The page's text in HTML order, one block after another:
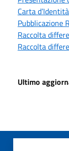
Carta
Pubblicazione
Raccolta
Raccolta
Ultimo